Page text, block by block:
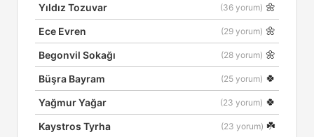
Yıldız Tozuvar (36 yorum) 🌼
Ece Evren (29 yorum) 🌼
Begonvil Sokağı (28 yorum) 🌼
Büşra Bayram (25 yorum) 🍀
Yağmur Yağar (23 yorum) 🍀
Kaystros Tyrha (23 yorum) ☘️